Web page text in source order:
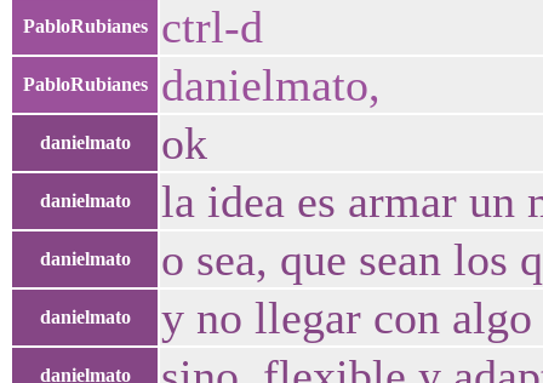
PabloRubianes ctrl-d
PabloRubianes danielmato,
danielmato ok
danielmato la idea es armar un
danielmato o sea, que sean los
danielmato y no llegar con
danielmato